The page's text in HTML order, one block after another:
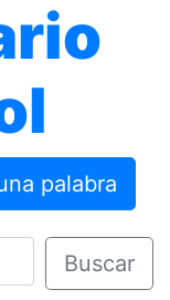
palabra
Buscar